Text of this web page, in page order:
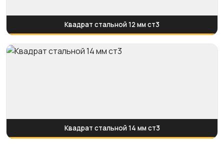
Квадрат стальной 12 мм ст3
Квадрат стальной 14 мм ст3